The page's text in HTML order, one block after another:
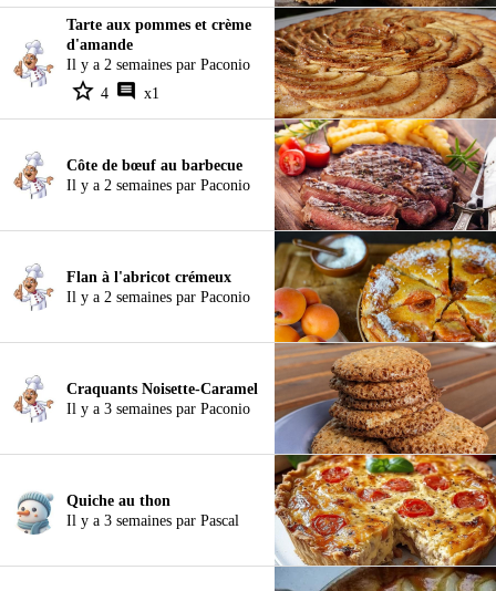
Tarte aux pommes et crème
d'amande
Il y a 2 semaines par Paconio
4
x1
Côte de bœuf au barbecue
Il y a 2 semaines par Paconio
Flan à l'abricot crémeux
Il y a 2 semaines par Paconio
Craquants Noisette-Caramel
Il y a 3 semaines par Paconio
Quiche au thon
Il y a 3 semaines par Pascal